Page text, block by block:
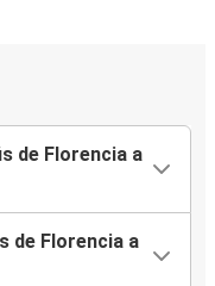
de Florencia a
de Florencia a